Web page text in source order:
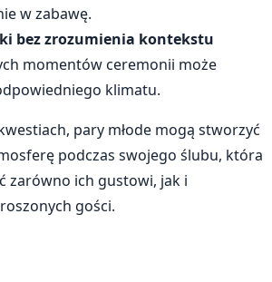
w zabawę.
bez zrozumienia kontekstu
momentów ceremonii może
klimatu.
pary młode mogą stworzyć
podczas swojego ślubu, która
zarówno ich gustowi, jak i
gości.